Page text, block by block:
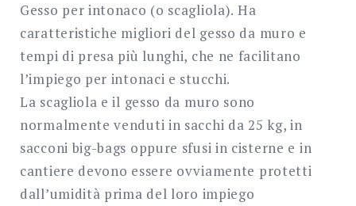
Gesso per intonaco (o scagliola). Ha
caratteristiche migliori del gesso da muro e
tempi di presa più lunghi, che ne facilitano
l’impiego per intonaci e stucchi.
La scagliola e il gesso da muro sono
normalmente venduti in sacchi da 25 kg, in
sacconi big-bags oppure sfusi in cisterne e in
cantiere devono essere ovviamente protetti
dall’umidità prima del loro impiego